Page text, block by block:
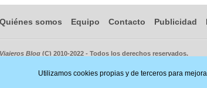
Quiénes somos Equipo Contacto Publicidad
Viajeros Blog (C) 2010-2022 - Todos los derechos reservados.
Utilizamos cookies propias y de terceros para